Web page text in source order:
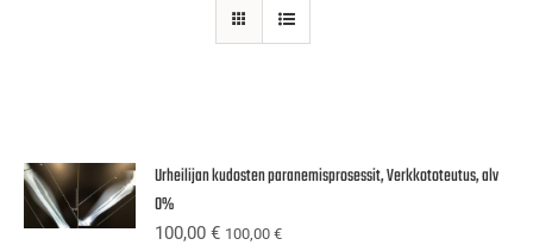
Urheilijan kudosten paranemisprosessit, Verkkototeutus, alv
0%
100,00€ 100,00€